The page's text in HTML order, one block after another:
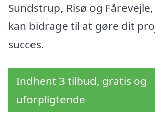
Sundstrup, Risø og
kan bidrage til at gøre dit
succes.
Indhent 3 tilbud, gratis og
uforpligtende